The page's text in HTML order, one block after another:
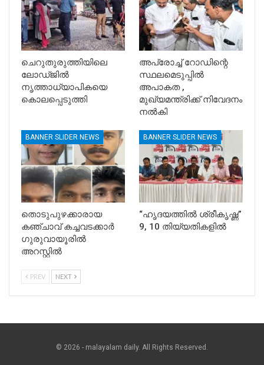
ചെറുതുരുത്തിയിലെ
ലോഡ്ജിൽ
നൃത്താധ്യാപികയെ
കൊലപ്പെടുത്തി
അപ്രോച്ച് റോഡിന്റെ
സ്ഥലമെടുപ്പിൽ
അപാകത ,
മുഖ്യമന്ത്രിക്ക് നിവേദനം
നൽകി
BANNER SLIDER NEWS
തൊടുപുഴക്കാരായ
കഞ്ചാവ് കച്ചവടക്കാർ
ഗുരുവായൂരിൽ
അറസ്റ്റിൽ
BANNER SLIDER NEWS
“ഹൃദയത്തിൽ ശ്രീകൃഷ്ണ”
9, 10 തിയ്യതികളിൽ
PREV NEXT
© 2026 - malayalam daily. All Rights Reserved.